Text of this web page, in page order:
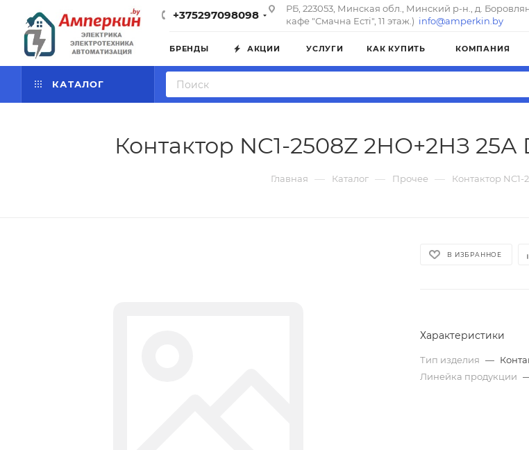
+375297098098
РБ, 223053, Минская обл., Минский р-н., д.
кафе "Смачна Естi", 11 этаж.) info@amperkin.by
БРЕНДЫ АКЦИИ УСЛУГИ КАК КУПИТЬ КОМПАНИЯ
КАТАЛОГ
Контактор NC1-2508Z 2НО+2НЗ 25А
Главная — Каталог — Прочее — Контактор
В ИЗБРАННОЕ
Характеристики
Тип изделия —
Линейка продукции